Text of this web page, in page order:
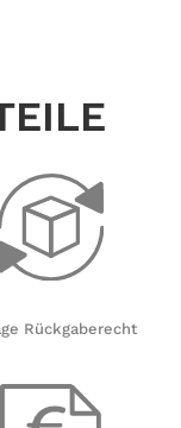
Rückgaberecht